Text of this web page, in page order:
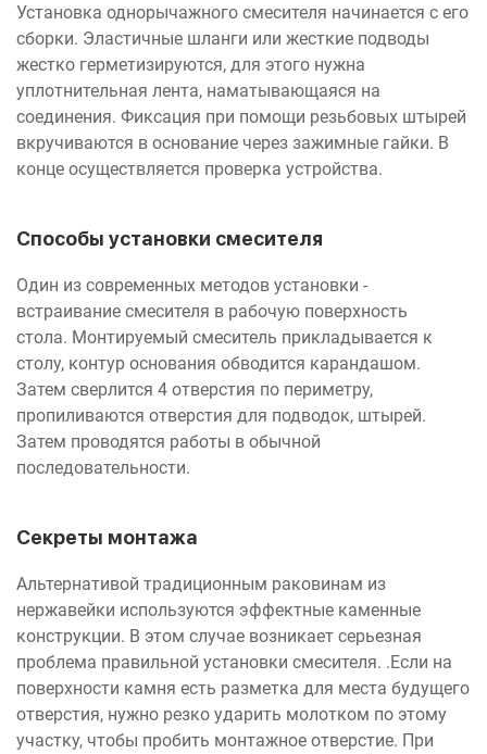
Установка однорычажного смесителя начинается с его
сборки. Эластичные шланги или жесткие подводы
жестко герметизируются, для этого нужна
уплотнительная лента, наматывающаяся на
соединения. Фиксация при помощи резьбовых штырей
вкручиваются в основание через зажимные гайки. В
конце осуществляется проверка устройства.
Способы установки смесителя
Один из современных методов установки -
встраивание смесителя в рабочую поверхность
стола. Монтируемый смеситель прикладывается к
столу, контур основания обводится карандашом.
Затем сверлится 4 отверстия по периметру,
пропиливаются отверстия для подводок, штырей.
Затем проводятся работы в обычной
последовательности.
Секреты монтажа
Альтернативой традиционным раковинам из
нержавейки используются эффектные каменные
конструкции. В этом случае возникает серьезная
проблема правильной установки смесителя. .Если на
поверхности камня есть разметка для места будущего
отверстия, нужно резко ударить молотком по этому
участку, чтобы пробить монтажное отверстие. При